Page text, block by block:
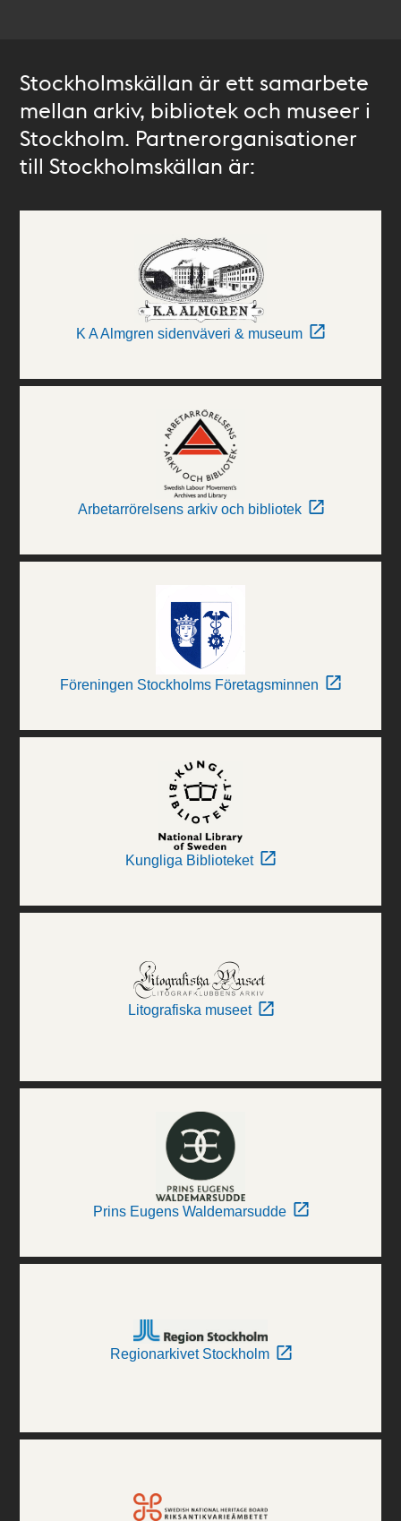
Stockholmskällan är ett samarbete
mellan arkiv, bibliotek och museer i
Stockholm. Partnerorganisationer
till Stockholmskällan är:
K A Almgren sidenväveri & museum
Arbetarrörelsens arkiv och bibliotek
Föreningen Stockholms Företagsminnen
Kungliga Biblioteket
Litografiska museet
Prins Eugens Waldemarsudde
Regionarkivet Stockholm